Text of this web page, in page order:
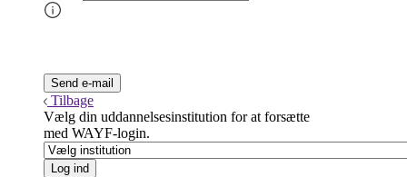
Tilbage
Vælg din uddannelsesinstitution for at forsætte
med WAYF-login.